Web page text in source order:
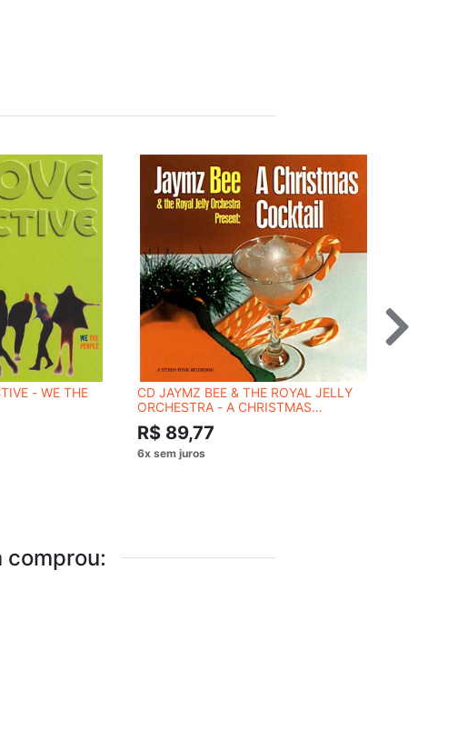
- WE THE
CD JAYMZ BEE & THE ROYAL JELLY
ORCHESTRA - A CHRISTMAS
COCKTAIL
R$ 89,77
comprou: